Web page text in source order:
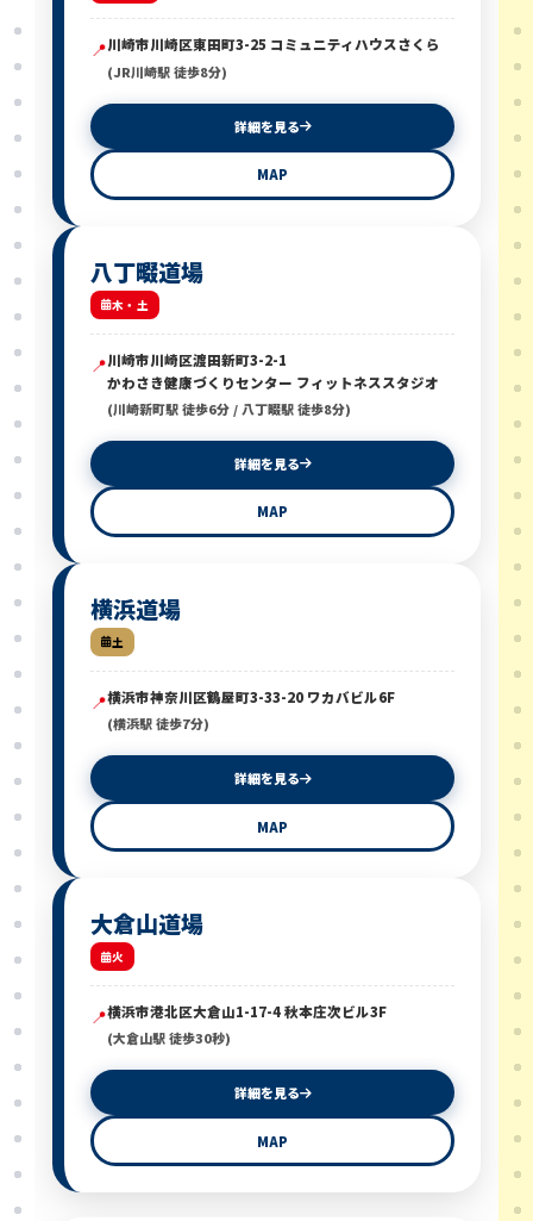
📍川崎市川崎区東田町3-25 コミュニティハウスさくら
(JR川崎駅 徒歩8分)
詳細を見る
MAP
八丁畷道場
木・土
📍川崎市川崎区渡田新町3-2-1
かわさき健康づくりセンター フィットネススタジオ
(川崎新町駅 徒歩6分 / 八丁畷駅 徒歩8分)
詳細を見る
MAP
横浜道場
土
📍横浜市神奈川区鶴屋町3-33-20 ワカバビル6F
(横浜駅 徒歩7分)
詳細を見る
MAP
大倉山道場
火
📍横浜市港北区大倉山1-17-4 秋本庄次ビル3F
(大倉山駅 徒歩30秒)
詳細を見る
MAP